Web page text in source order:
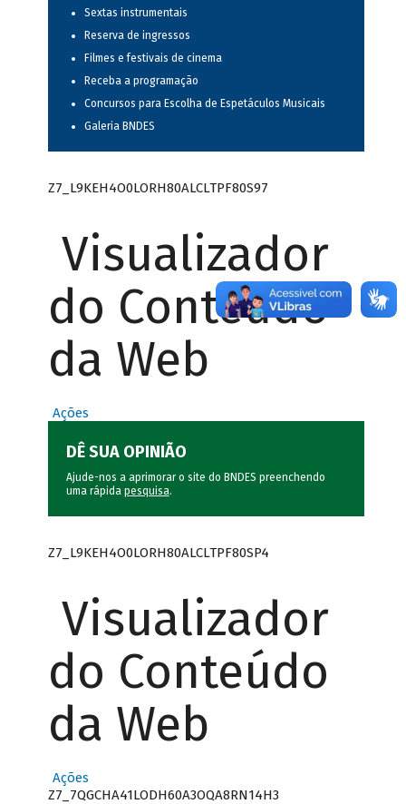
Sextas instrumentais
Reserva de ingressos
Filmes e festivais de cinema
Receba a programação
Concursos para Escolha de Espetáculos Musicais
Galeria BNDES
Z7_L9KEH4O0LORH80ALCLTPF80S97
Visualizador
do Conteúdo
da Web
Ações
DÊ SUA OPINIÃO
Ajude-nos a aprimorar o site do BNDES preenchendo
uma rápida pesquisa.
Z7_L9KEH4O0LORH80ALCLTPF80SP4
Visualizador
do Conteúdo
da Web
Ações
Z7_7QGCHA41LODH60A3OQA8RN14H3